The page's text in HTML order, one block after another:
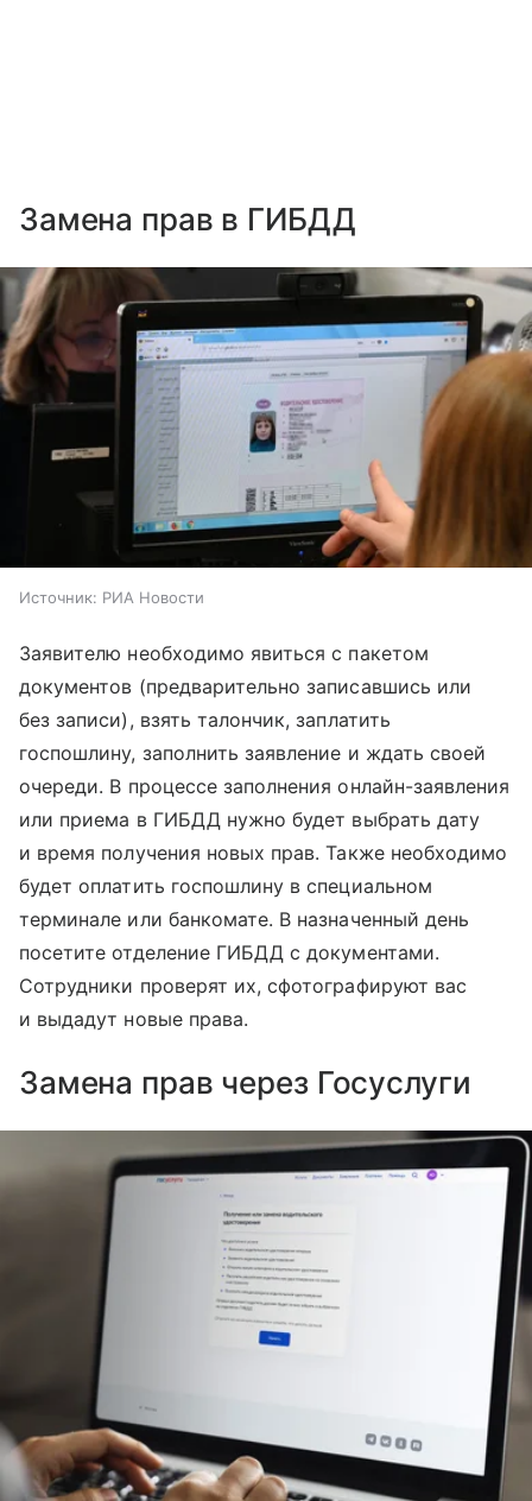
Замена прав в ГИБДД
Источник: РИА Новости
Заявителю необходимо явиться с пакетом
документов (предварительно записавшись или
без записи), взять талончик, заплатить
госпошлину, заполнить заявление и ждать своей
очереди. В процессе заполнения онлайн-заявления
или приема в ГИБДД нужно будет выбрать дату
и время получения новых прав. Также необходимо
будет оплатить госпошлину в специальном
терминале или банкомате. В назначенный день
посетите отделение ГИБДД с документами.
Сотрудники проверят их, сфотографируют вас
и выдадут новые права.
Замена прав через Госуслуги